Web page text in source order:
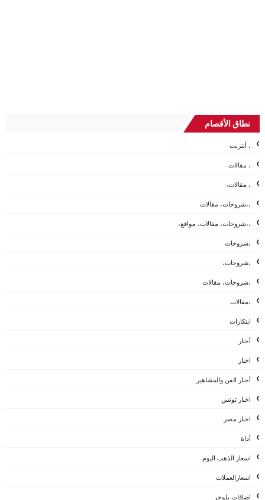
نطاق الأقصام
، أنترنت
، مقالات
، مقالات،
،،شروحات، مقالات
،،شروحات، مقالات، مواقع،
،شروحات
،شروحات،
،شروحات، مقالات
،مقالات
ابتكارات
أخبار
اخبار
أخبار الفن والمشاهير
اخبار تونس
اخبار مصر
أداة
اسعار الذهب اليوم
اسعارالعملات
اضافات بلوجر